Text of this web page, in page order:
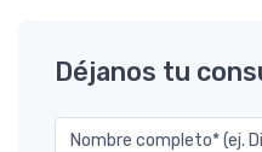
Déjanos tu
Nombre completo* (ej.